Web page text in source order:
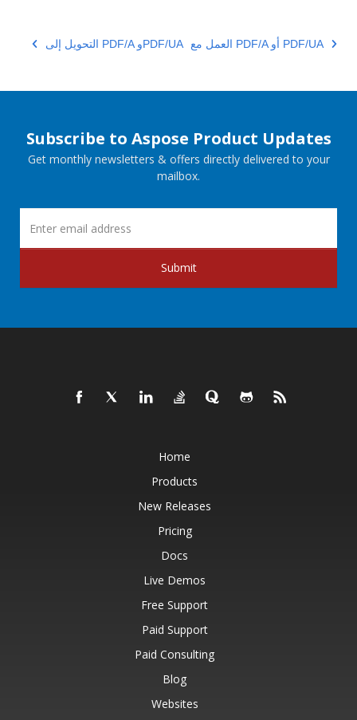
التحويل إلى PDF/A وPDF/UA العمل مع PDF/A أو PDF/UA
Subscribe to Aspose Product Updates
Get monthly newsletters & offers directly delivered to your
mailbox.
Submit
Home
Products
New Releases
Pricing
Docs
Live Demos
Free Support
Paid Support
Paid Consulting
Blog
Websites